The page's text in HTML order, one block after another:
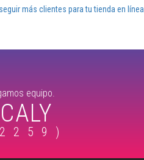
más clientes para tu tienda en línea.
equipo.